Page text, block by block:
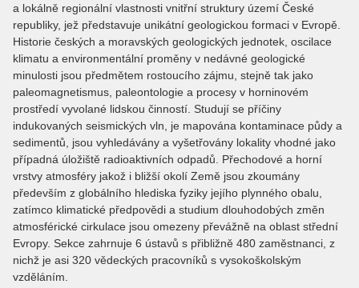
a lokálně regionální vlastnosti vnitřní struktury území České
republiky, jež představuje unikátní geologickou formaci v Evropě.
Historie českých a moravských geologických jednotek, oscilace
klimatu a environmentální proměny v nedávné geologické
minulosti jsou předmětem rostoucího zájmu, stejně tak jako
paleomagnetismus, paleontologie a procesy v horninovém
prostředí vyvolané lidskou činností. Studují se příčiny
indukovaných seismických vln, je mapována kontaminace půdy a
sedimentů, jsou vyhledávány a vyšetřovány lokality vhodné jako
případná úložiště radioaktivních odpadů. Přechodové a horní
vrstvy atmosféry jakož i bližší okolí Země jsou zkoumány
především z globálního hlediska fyziky jejího plynného obalu,
zatímco klimatické předpovědi a studium dlouhodobých změn
atmosférické cirkulace jsou omezeny převážně na oblast střední
Evropy. Sekce zahrnuje 6 ústavů s přibližně 480 zaměstnanci, z
nichž je asi 320 vědeckých pracovníků s vysokoškolským
vzděláním.